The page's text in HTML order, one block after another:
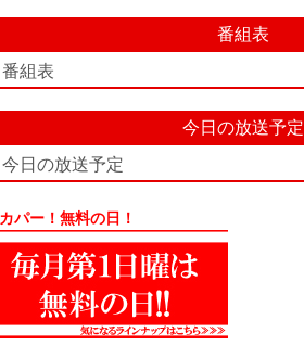
番組表
番組表
今日の放送予定
今日の放送予定
パー！無料の日！